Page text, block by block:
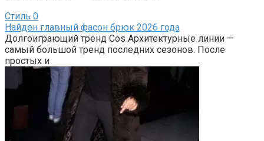
Стиль 0
Найден главный фасон брюк 2026 года
Долгоиграющий тренд Cos Архитектурные линии —
самый большой тренд последних сезонов. После
простых и